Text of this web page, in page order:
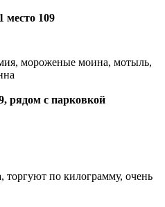
109
мороженые моина, мотыль,
рядом с парковкой
по килограмму, очень